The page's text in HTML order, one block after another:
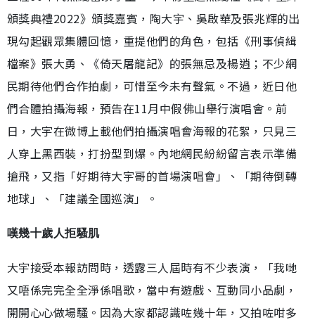
頒獎典禮2022》頒獎嘉賓，陶大宇、吳啟華及張兆輝的出
現勾起觀眾集體回憶，重提他們的角色，包括《刑事偵緝
檔案》張大勇、《倚天屠龍記》的張無忌及楊逍；不少網
民期待他們合作拍劇，可惜至今未有聲氣。不過，近日他
們合體拍攝海報，預告在11月中假佛山舉行演唱會。前
日，大宇在微博上載他們拍攝演唱會海報的花絮，只見三
人穿上黑西裝，打扮型到爆。內地網民紛紛留言表示準備
搶飛，又指「好期待大宇哥的首場演唱會」、「期待倒轉
地球」、「建議全國巡演」。
嘆幾十歲人拒騷肌
大宇接受本報訪問時，透露三人屆時有不少表演，「我哋
又唔係完完全全淨係唱歌，當中有遊戲、互動同小品劇，
開開心心做場騷。因為大家都認識咗幾十年，又拍咗咁多